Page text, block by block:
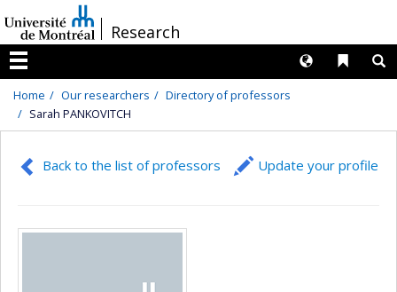
au
contenu
/Research
Menu
Liens
Langues
Home Our researchers
Directory of professors
Sarah PANKOVITCH
Back to the list of professors Update your profile